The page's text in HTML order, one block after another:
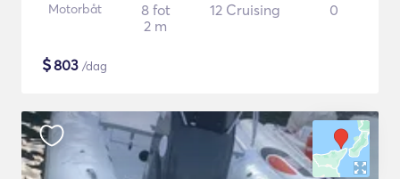
Motorbåt
8 fot
2 m
12 Cruising 0
$803 /dag